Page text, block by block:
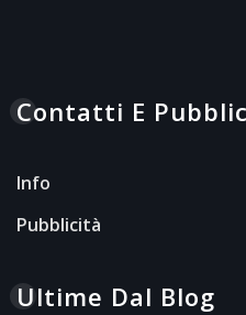
Contatti E
Info
Pubblicità
Ultime Dal Blog